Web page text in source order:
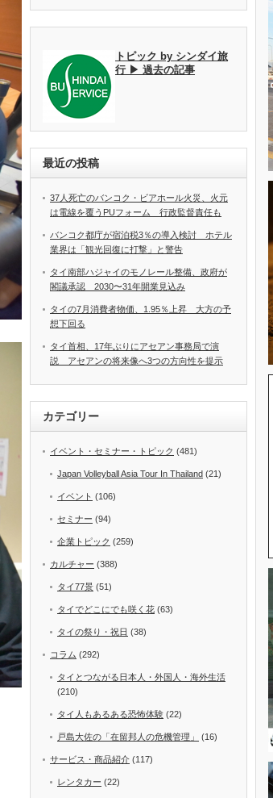
トピック by シンダイ旅
行 ▶ 過去の記事
最近の投稿
37人死亡のバンコク・ビアホール火災、火元
は電線を覆うPUフォーム 行政監督責任も
バンコク都庁が宿泊税3％の導入検討 ホテル
業界は「観光回復に打撃」と警告
タイ南部ハジャイのモノレール整備、政府が
閣議承認 2030〜31年開業見込み
タイの7月消費者物価、1.95％上昇 大方の予
想下回る
タイ首相、17年ぶりにアセアン事務局で演
説 アセアンの将来像へ3つの方向性を提示
カテゴリー
イベント・セミナー・トピック (481)
Japan Volleyball Asia Tour In Thailand (21)
イベント (106)
セミナー (94)
企業トピック (259)
カルチャー (388)
タイ77景 (51)
タイでどこにでも咲く花 (63)
タイの祭り・祝日 (38)
コラム (292)
タイとつながる日本人・外国人・海外生活
(210)
タイ人もあるある恐怖体験 (22)
戸島大佐の「在留邦人の危機管理」 (16)
サービス・商品紹介 (117)
レンタカー (22)